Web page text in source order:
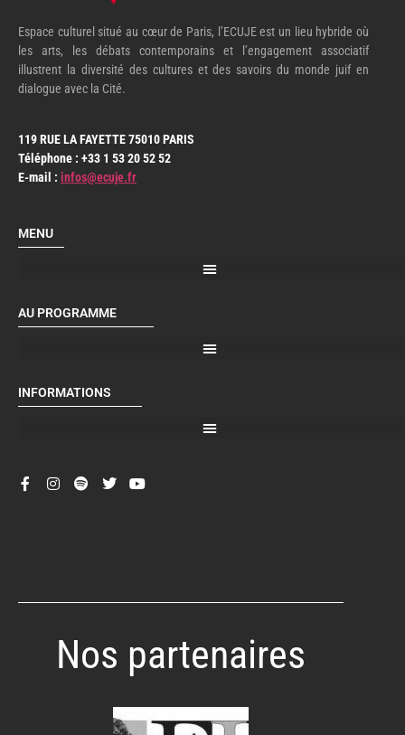
Espace culturel situé au cœur de Paris, l’ECUJE est un lieu hybride où
les arts, les débats contemporains et l’engagement associatif
illustrent la diversité des cultures et des savoirs du monde juif en
dialogue avec la Cité.
119 RUE LA FAYETTE 75010 PARIS
Téléphone : +33 1 53 20 52 52
E-mail : infos@ecuje.fr
MENU
AU PROGRAMME
INFORMATIONS
Nos partenaires